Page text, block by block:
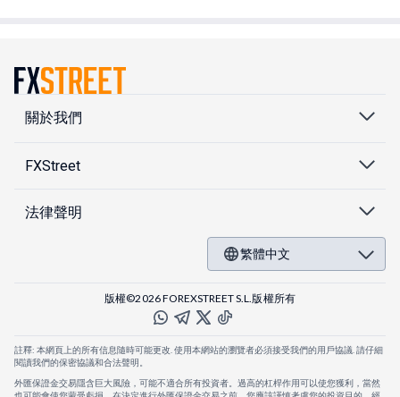
關於我們
FXStreet
法律聲明
繁體中文
版權©2026 FOREXSTREET S.L.版權所有
註釋: 本網頁上的所有信息隨時可能更改. 使用本網站的瀏覽者必須接受我們的用戶協議. 請仔細
閱讀我們的保密協議和合法聲明。
外匯保證金交易隱含巨大風險，可能不適合所有投資者。過高的杠桿作用可以使您獲利，當然